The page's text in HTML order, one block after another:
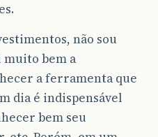
não sou
muito bem a
a ferramenta que
dia é indispensável
bem seu